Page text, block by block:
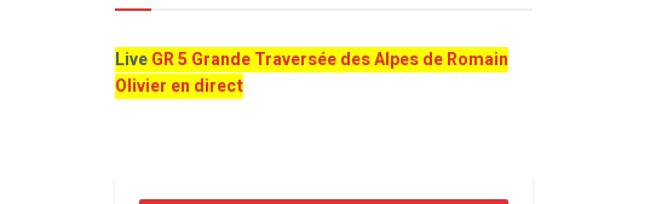
LiveGR 5 Grande Traversée des Alpes de Romain
Olivier en direct